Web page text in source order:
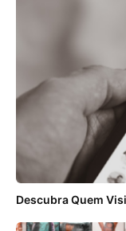
Descubra Quem